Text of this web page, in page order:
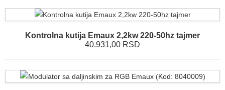
Kontrolna kutija Emaux 2,2kw 220-50hz tajmer
40.931,00 RSD